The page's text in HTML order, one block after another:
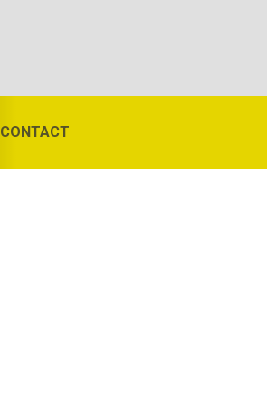
CONTACT